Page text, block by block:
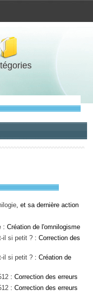
, et sa dernière action
: Création de l'omnilogisme
il si petit ? : Correction des
il si petit ? : Création de
: Correction des erreurs
: Correction des erreurs